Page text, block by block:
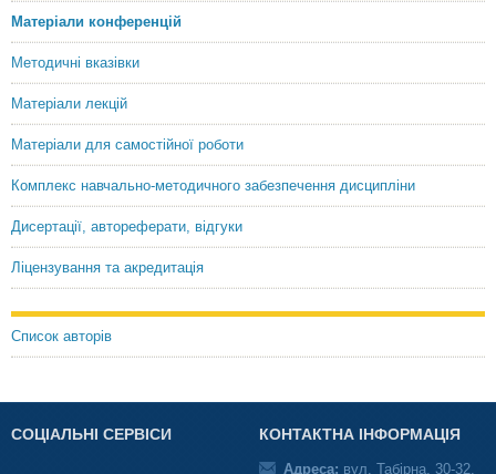
Матеріали конференцій
Методичні вказівки
Матеріали лекцій
Матеріали для самостійної роботи
Комплекс навчально-методичного забезпечення дисципліни
Дисертації, автореферати, відгуки
Ліцензування та акредитація
Список авторів
СОЦІАЛЬНІ СЕРВІСИ КОНТАКТНА ІНФОРМАЦІЯ
Адреса: вул. Табірна, 30-32,